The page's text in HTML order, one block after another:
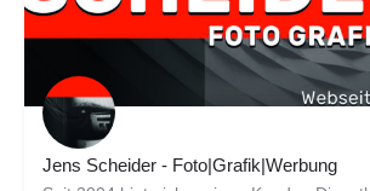
Jens Scheider - Foto|Grafik|Werbung